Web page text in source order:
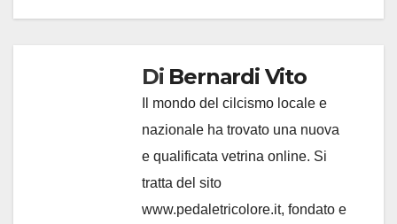
Di Bernardi Vito
Il mondo del cilcismo locale e
nazionale ha trovato una nuova
e qualificata vetrina online. Si
tratta del sito
www.pedaletricolore.it, fondato e